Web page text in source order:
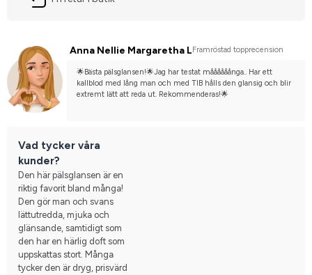
Anna Nellie Margaretha L Framröstad topprecension
🌟Bästa pälsglansen!🌟Jag har testat måååååånga.. Har ett
kallblod med lång man och med TIB hålls den glansig och blir
extremt lätt att reda ut. Rekommenderas!🌟
Vad tycker våra
kunder?
Den här pälsglansen är en
riktig favorit bland många!
Den gör man och svans
lättutredda, mjuka och
glänsande, samtidigt som
den har en härlig doft som
uppskattas stort. Många
tycker den är dryg, prisvärd